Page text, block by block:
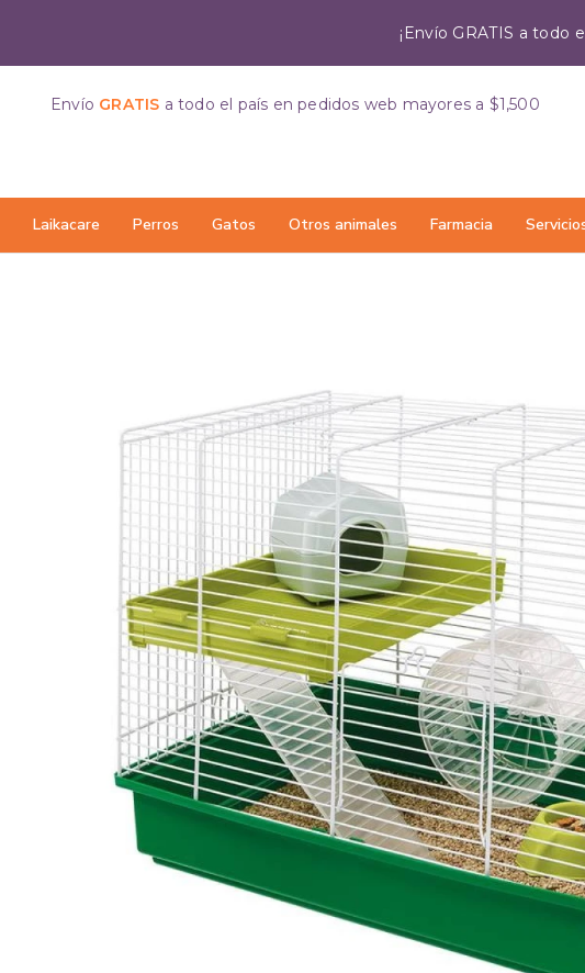
¡Envío GRATIS a todo
Laikacare Perros Gatos Otros animales Farmacia
Envío GRATIS a todo el país en pedidos web mayores a $1,500